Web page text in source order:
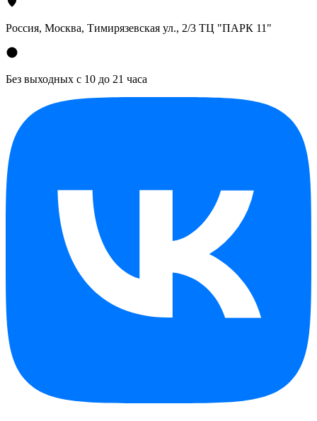
Россия, Москва, Тимирязевская ул., 2/3 ТЦ "ПАРК 11"
Без выходных с 10 до 21 часа